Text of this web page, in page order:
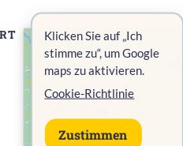
Klicken Sie auf „Ich
stimme zu“, um Google
maps zu aktivieren.
Cookie-Richtlinie
Zustimmen